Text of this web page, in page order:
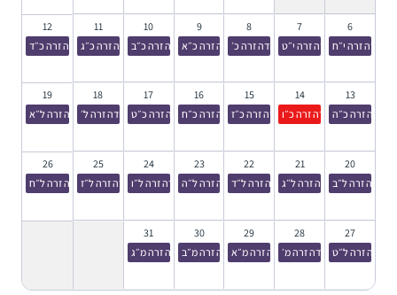
6
עבודה זרה י״ח
7
עבודה זרה י״ט
8
עבודה זרה כ׳
9
עבודה זרה כ״א
10
עבודה זרה כ״ב
11
עבודה זרה כ״ג
12
עבודה זרה כ״ד
13
עבודה זרה כ״ה
14
עבודה זרה כ״ו
15
עבודה זרה כ״ז
16
עבודה זרה כ״ח
17
עבודה זרה כ״ט
18
עבודה זרה ל׳
19
עבודה זרה ל״א
20
עבודה זרה ל״ב
21
עבודה זרה ל״ג
22
עבודה זרה ל״ד
23
עבודה זרה ל״ה
24
עבודה זרה ל״ו
25
עבודה זרה ל״ז
26
עבודה זרה ל״ח
27
עבודה זרה ל״ט
28
עבודה זרה מ׳
29
עבודה זרה מ״א
30
עבודה זרה מ״ב
31
עבודה זרה מ״ג